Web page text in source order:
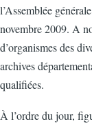
l’Assemblée
novembre 2009. A
d’organismes des
archives
qualifiées.
À l’ordre du jour,